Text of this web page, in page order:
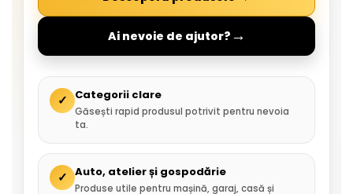
Ai nevoie de ajutor? →
✓ Categorii clare
Găsești rapid produsul potrivit pentru nevoia
ta.
✓ Auto, atelier și gospodărie
Produse utile pentru mașină, garaj, casă și